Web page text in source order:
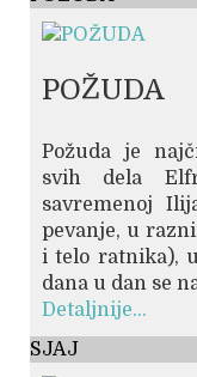
POŽUDA
Požuda je
svih dela
savremenoj
pevanje, u
i telo ratnika),
dana u dan se
Detaljnije...
SJAJ